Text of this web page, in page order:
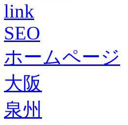
link
SEO
ホームページ
大阪
泉州